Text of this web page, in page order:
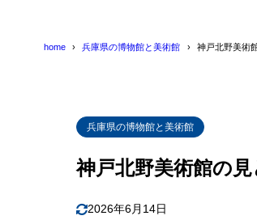
home 兵庫県の博物館と美術館 神戸北野美術
兵庫県の博物館と美術館
神戸北野美術館の
2026年6月14日